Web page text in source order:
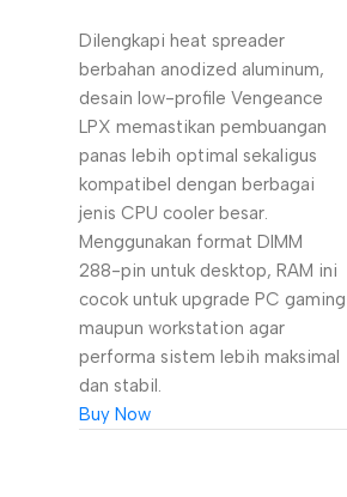
Dilengkapi heat spreader
berbahan anodized aluminum,
desain low-profile Vengeance
LPX memastikan pembuangan
panas lebih optimal sekaligus
kompatibel dengan berbagai
jenis CPU cooler besar.
Menggunakan format DIMM
288-pin untuk desktop, RAM ini
cocok untuk upgrade PC gaming
maupun workstation agar
performa sistem lebih maksimal
dan stabil.
Buy Now